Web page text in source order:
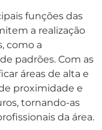
funções das
a realização
como a
padrões. Com as
áreas de alta e
proximidade e
tornando-as
da área.